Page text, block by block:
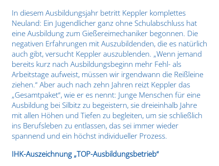
In diesem Ausbildungsjahr betritt Keppler komplettes
Neuland: Ein Jugendlicher ganz ohne Schulabschluss hat
eine Ausbildung zum Gießereimechaniker begonnen. Die
negativen Erfahrungen mit Auszubildenden, die es natürlich
auch gibt, versucht Keppler auszublenden. „Wenn jemand
bereits kurz nach Ausbildungsbeginn mehr Fehl- als
Arbeitstage aufweist, müssen wir irgendwann die Reißleine
ziehen.“ Aber auch nach zehn Jahren reizt Keppler das
„Gesamtpaket“, wie er es nennt: Junge Menschen für eine
Ausbildung bei Silbitz zu begeistern, sie dreieinhalb Jahre
mit allen Höhen und Tiefen zu begleiten, um sie schließlich
ins Berufsleben zu entlassen, das sei immer wieder
spannend und ein höchst individueller Prozess.
IHK-Auszeichnung „TOP-Ausbildungsbetrieb“